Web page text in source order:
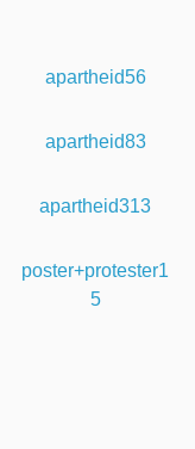
apartheid56
apartheid83
apartheid313
poster+protester1
5